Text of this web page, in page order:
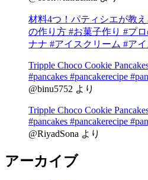
材料4つ！パティシエが教
の作り方 #お菓子作り #プ
ナナ #アイスクリーム #アイ
Tripple Choco Cookie
#pancakes #pancakerecipe
@binu5752 より
Tripple Choco Cookie
#pancakes #pancakerecipe
@RiyadSona より
アーカイブ